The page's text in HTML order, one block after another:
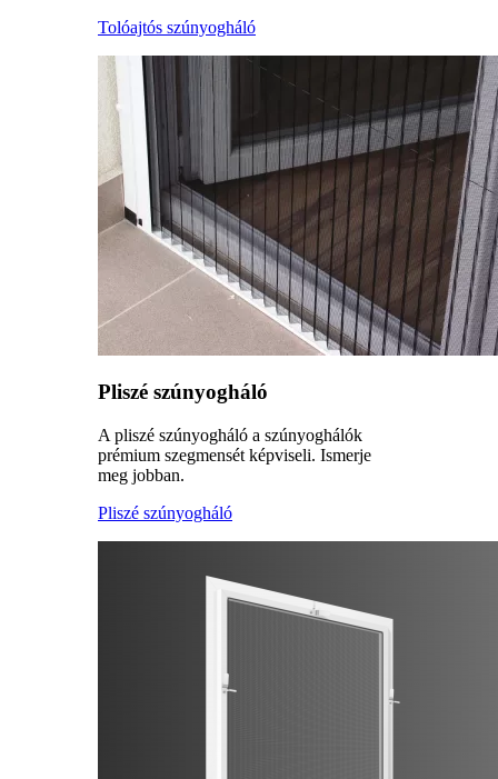
Tolóajtós szúnyogháló
Pliszé szúnyogháló
A pliszé szúnyogháló a szúnyoghálók
prémium szegmensét képviseli. Ismerje
meg jobban.
Pliszé szúnyogháló